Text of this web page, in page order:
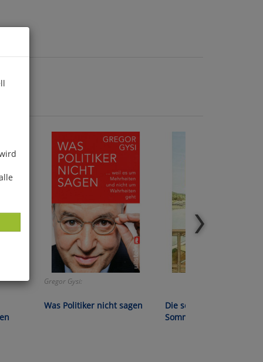
Gregor Gysi:
Was Politiker nicht sagen
Die schönsten
Sommergeschichten